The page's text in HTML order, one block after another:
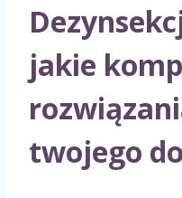
jakie
twojego